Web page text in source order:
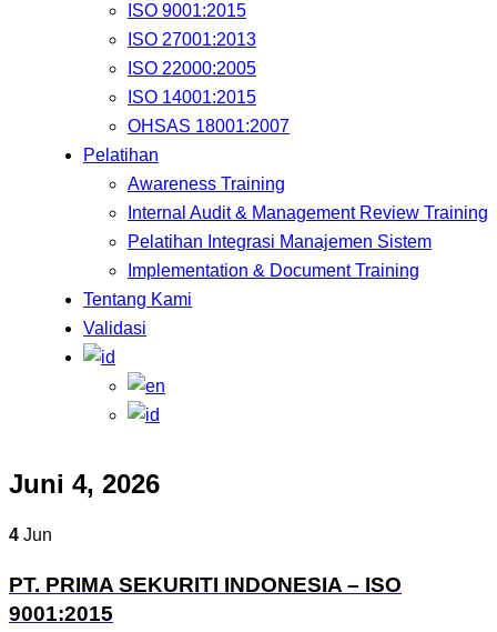
ISO 9001:2015
ISO 27001:2013
ISO 22000:2005
ISO 14001:2015
OHSAS 18001:2007
Pelatihan
Awareness Training
Internal Audit & Management Review Training
Pelatihan Integrasi Manajemen Sistem
Implementation & Document Training
Tentang Kami
Validasi
Juni 4, 2026
4 Jun
PT. PRIMA SEKURITI INDONESIA – ISO
9001:2015